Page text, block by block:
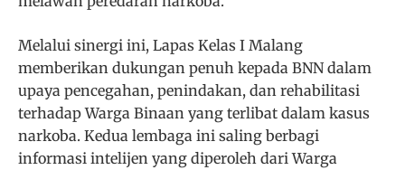
Melalui sinergi ini, Lapas Kelas I Malang
memberikan dukungan penuh kepada BNN dalam
upaya pencegahan, penindakan, dan rehabilitasi
terhadap Warga Binaan yang terlibat dalam kasus
narkoba. Kedua lembaga ini saling berbagi
informasi intelijen yang diperoleh dari Warga